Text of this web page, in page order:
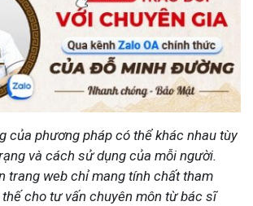
của phương pháp có thể khác nhau tùy
và cách sử dụng của mỗi người.
trang web chỉ mang tính chất tham
cho tư vấn chuyên môn từ bác sĩ